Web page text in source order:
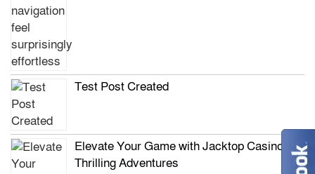
Test Post Created
Elevate Your Game with Jacktop Casino’s
Thrilling Adventures